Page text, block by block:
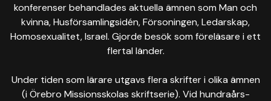
konferenser behandlades aktuella ämnen som Man och
kvinna, Husförsamlingsidén, Försoningen, Ledarskap,
Homosexualitet, Israel. Gjorde besök som föreläsare i ett
flertal länder.
Under tiden som lärare utgavs flera skrifter i olika ämnen
(i Örebro Missionsskolas skriftserie). Vid hundraårs-